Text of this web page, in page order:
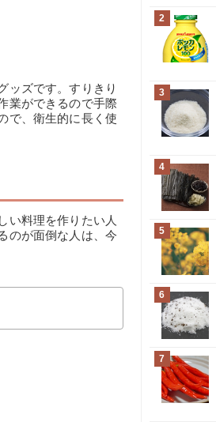
ッズです。すりきり
業ができるので手際
で、衛生的に長く使
い料理を作りたい人
のが面倒な人は、今
2
3
4
5
6
7